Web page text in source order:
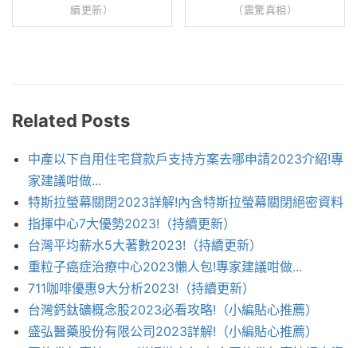
續更新）
（震驚真相）
Related Posts
中產以下自用住宅貸款戶支持方案去哪申請2023介紹!專
家建議咁做...
特斯拉螢幕關閉2023詳解!內含特斯拉螢幕關閉絕密資料
指揮中心7大優勢2023!（持續更新）
台灣平均薪水5大著數2023!（持續更新）
重粒子癌症治療中心2023懶人包!專家建議咁做...
711咖啡優惠9大分析2023!（持續更新）
台灣鈣鈦礦概念股2023必看攻略!（小編貼心推薦）
盛弘醫藥股份有限公司2023詳解!（小編貼心推薦）